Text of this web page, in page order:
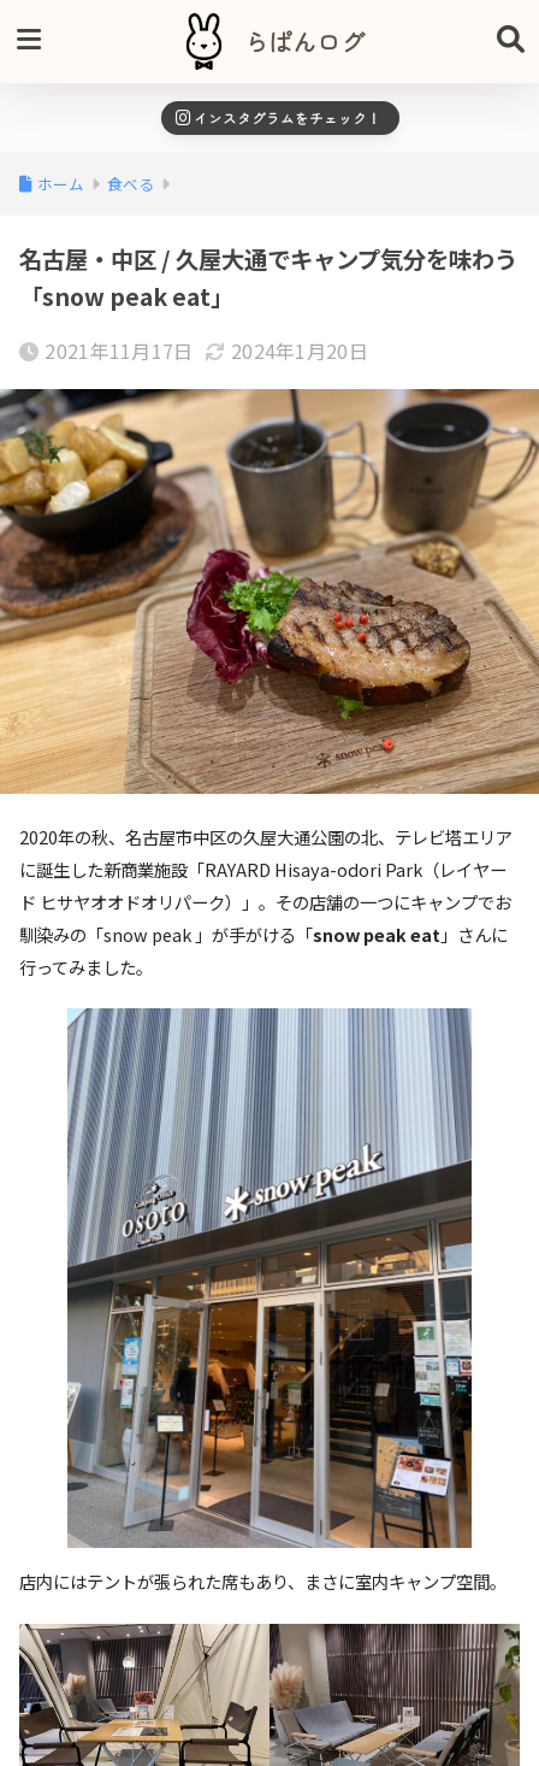
らぱんログ
インスタグラムをチェック！
ホーム 食べる
名古屋・中区 / 久屋大通でキャンプ気分を味わう
「snow peak eat」
2021年11月17日 2024年1月20日
2020年の秋、名古屋市中区の久屋大通公園の北、テレビ塔エリア
に誕生した新商業施設「RAYARD Hisaya-odori Park（レイヤー
ド ヒサヤオオドオリパーク）」。その店舗の一つにキャンプでお
馴染みの「snow peak 」が手がける「snow peak eat 」さんに
行ってみました。
店内にはテントが張られた席もあり、まさに室内キャンプ空間。